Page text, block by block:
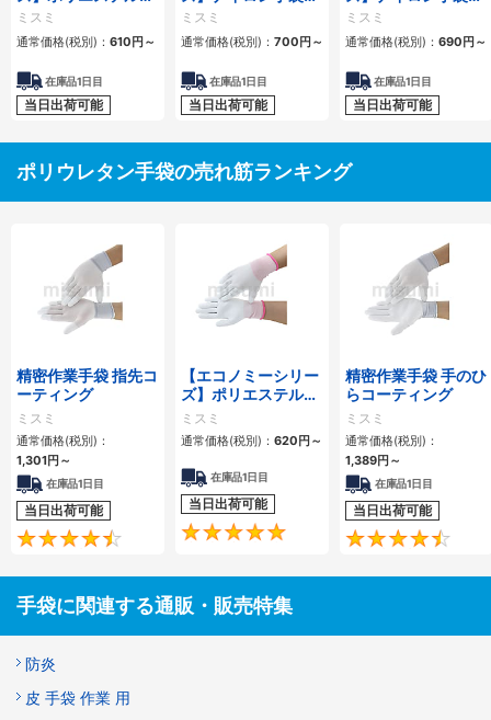
袋（指先PUコーテ
ィング）
ミスミ
通常価格(税別)： 610円 ～
在庫品1日目
当日出荷可能
（手のひらPUコー
ティング）
ミスミ
通常価格(税別)： 700円 ～
在庫品1日目
当日出荷可能
（指先PUコーティ
ング）
ミスミ
通常価格(税別)： 690円 ～
在庫品1日目
当日出荷可能
ポリウレタン手袋の売れ筋ランキング
精密作業手袋 指先コ
ーティング
ミスミ
通常価格(税別)：
1,301円 ～
在庫品1日目
当日出荷可能
4.4
【エコノミーシリー
ズ】ポリエステル手
袋（手のひらPUコ
ーティング）
ミスミ
通常価格(税別)： 620円 ～
在庫品1日目
当日出荷可能
4.8
精密作業手袋 手のひ
らコーティング
ミスミ
通常価格(税別)：
1,389円 ～
在庫品1日目
当日出荷可能
手袋に関連する通販・販売特集
防炎
皮 手袋 作業 用